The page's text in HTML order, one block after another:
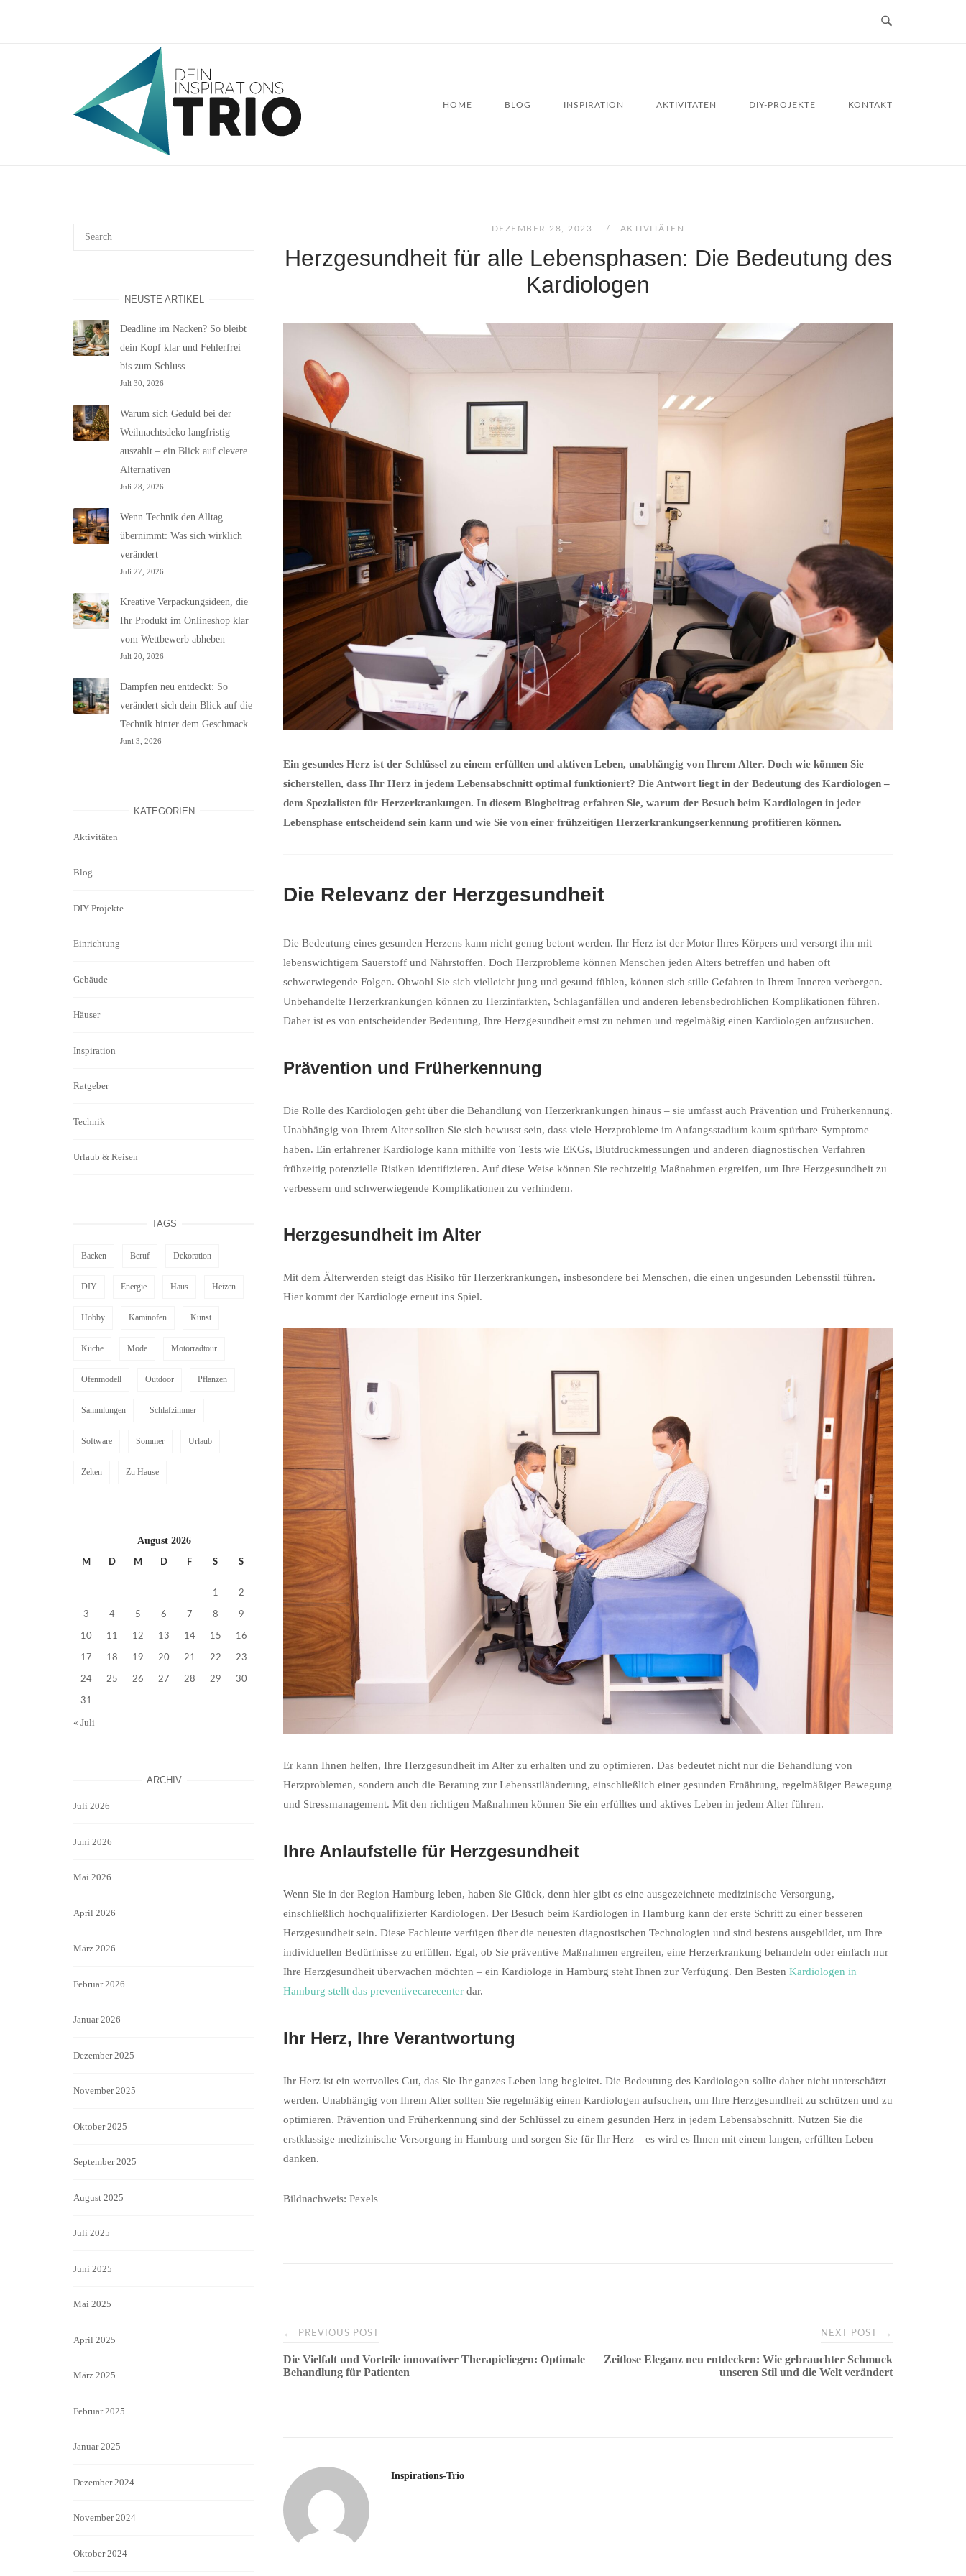
HOME BLOG INSPIRATION AKTIVITÄTEN DIY-PROJEKTE KONTAKT
DEZEMBER 28, 2023 AKTIVITÄTEN
Herzgesundheit für alle Lebensphasen: Die Bedeutung des
Kardiologen
Ein gesundes Herz ist der Schlüssel zu einem erfüllten und aktiven Leben, unabhängig von Ihrem Alter. Doch wie können Sie
sicherstellen, dass Ihr Herz in jedem Lebensabschnitt optimal funktioniert? Die Antwort liegt in der Bedeutung des Kardiologen –
dem Spezialisten für Herzerkrankungen. In diesem Blogbeitrag erfahren Sie, warum der Besuch beim Kardiologen in jeder
Lebensphase entscheidend sein kann und wie Sie von einer frühzeitigen Herzerkrankungserkennung profitieren können.
Die Relevanz der Herzgesundheit
Die Bedeutung eines gesunden Herzens kann nicht genug betont werden. Ihr Herz ist der Motor Ihres Körpers und versorgt ihn mit
lebenswichtigem Sauerstoff und Nährstoffen. Doch Herzprobleme können Menschen jeden Alters betreffen und haben oft
schwerwiegende Folgen. Obwohl Sie sich vielleicht jung und gesund fühlen, können sich stille Gefahren in Ihrem Inneren verbergen.
Unbehandelte Herzerkrankungen können zu Herzinfarkten, Schlaganfällen und anderen lebensbedrohlichen Komplikationen führen.
Daher ist es von entscheidender Bedeutung, Ihre Herzgesundheit ernst zu nehmen und regelmäßig einen Kardiologen aufzusuchen.
Prävention und Früherkennung
Die Rolle des Kardiologen geht über die Behandlung von Herzerkrankungen hinaus – sie umfasst auch Prävention und Früherkennung.
Unabhängig von Ihrem Alter sollten Sie sich bewusst sein, dass viele Herzprobleme im Anfangsstadium kaum spürbare Symptome
haben. Ein erfahrener Kardiologe kann mithilfe von Tests wie EKGs, Blutdruckmessungen und anderen diagnostischen Verfahren
frühzeitig potenzielle Risiken identifizieren. Auf diese Weise können Sie rechtzeitig Maßnahmen ergreifen, um Ihre Herzgesundheit zu
verbessern und schwerwiegende Komplikationen zu verhindern.
Herzgesundheit im Alter
Mit dem Älterwerden steigt das Risiko für Herzerkrankungen, insbesondere bei Menschen, die einen ungesunden Lebensstil führen.
Hier kommt der Kardiologe erneut ins Spiel.
Er kann Ihnen helfen, Ihre Herzgesundheit im Alter zu erhalten und zu optimieren. Das bedeutet nicht nur die Behandlung von
Herzproblemen, sondern auch die Beratung zur Lebensstiländerung, einschließlich einer gesunden Ernährung, regelmäßiger Bewegung
und Stressmanagement. Mit den richtigen Maßnahmen können Sie ein erfülltes und aktives Leben in jedem Alter führen.
Ihre Anlaufstelle für Herzgesundheit
Wenn Sie in der Region Hamburg leben, haben Sie Glück, denn hier gibt es eine ausgezeichnete medizinische Versorgung,
einschließlich hochqualifizierter Kardiologen. Der Besuch beim Kardiologen in Hamburg kann der erste Schritt zu einer besseren
Herzgesundheit sein. Diese Fachleute verfügen über die neuesten diagnostischen Technologien und sind bestens ausgebildet, um Ihre
individuellen Bedürfnisse zu erfüllen. Egal, ob Sie präventive Maßnahmen ergreifen, eine Herzerkrankung behandeln oder einfach nur
Ihre Herzgesundheit überwachen möchten – ein Kardiologe in Hamburg steht Ihnen zur Verfügung. Den Besten Kardiologen in
Hamburg stellt das preventivecarecenter dar.
Ihr Herz, Ihre Verantwortung
Ihr Herz ist ein wertvolles Gut, das Sie Ihr ganzes Leben lang begleitet. Die Bedeutung des Kardiologen sollte daher nicht unterschätzt
werden. Unabhängig von Ihrem Alter sollten Sie regelmäßig einen Kardiologen aufsuchen, um Ihre Herzgesundheit zu schützen und zu
optimieren. Prävention und Früherkennung sind der Schlüssel zu einem gesunden Herz in jedem Lebensabschnitt. Nutzen Sie die
erstklassige medizinische Versorgung in Hamburg und sorgen Sie für Ihr Herz – es wird es Ihnen mit einem langen, erfüllten Leben
danken.
Bildnachweis: Pexels
Post
navigation
← PREVIOUS POST
Die Vielfalt und Vorteile innovativer Therapieliegen: Optimale
Behandlung für Patienten
NEXT POST →
Zeitlose Eleganz neu entdecken: Wie gebrauchter Schmuck
unseren Stil und die Welt verändert
Inspirations-Trio
NEUSTE ARTIKEL
Deadline im Nacken? So bleibt
dein Kopf klar und Fehlerfrei
bis zum Schluss
Juli 30, 2026
Warum sich Geduld bei der
Weihnachtsdeko langfristig
auszahlt – ein Blick auf clevere
Alternativen
Juli 28, 2026
Wenn Technik den Alltag
übernimmt: Was sich wirklich
verändert
Juli 27, 2026
Kreative Verpackungsideen, die
Ihr Produkt im Onlineshop klar
vom Wettbewerb abheben
Juli 20, 2026
Dampfen neu entdeckt: So
verändert sich dein Blick auf die
Technik hinter dem Geschmack
Juni 3, 2026
KATEGORIEN
Aktivitäten
Blog
DIY-Projekte
Einrichtung
Gebäude
Häuser
Inspiration
Ratgeber
Technik
Urlaub & Reisen
TAGS
Backen Beruf Dekoration
DIY Energie Haus Heizen
Hobby Kaminofen Kunst
Küche Mode Motorradtour
Ofenmodell Outdoor Pflanzen
Sammlungen Schlafzimmer
Software Sommer Urlaub
Zelten Zu Hause
August 2026
M D M D F S S
1 2
3 4 5 6 7 8 9
10 11 12 13 14 15 16
17 18 19 20 21 22 23
24 25 26 27 28 29 30
31
« Juli
ARCHIV
Juli 2026
Juni 2026
Mai 2026
April 2026
März 2026
Februar 2026
Januar 2026
Dezember 2025
November 2025
Oktober 2025
September 2025
August 2025
Juli 2025
Juni 2025
Mai 2025
April 2025
März 2025
Februar 2025
Januar 2025
Dezember 2024
November 2024
Oktober 2024